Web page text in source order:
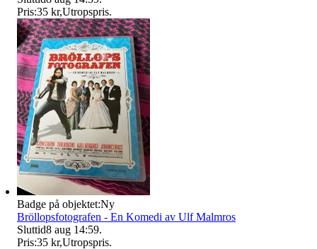
Pris:35 kr,Utropspris.
Badge på objektet:Ny
Bröllopsfotografen - En Komedi av Ulf Malmros
Sluttid8 aug 14:59.
Pris:35 kr,Utropspris.